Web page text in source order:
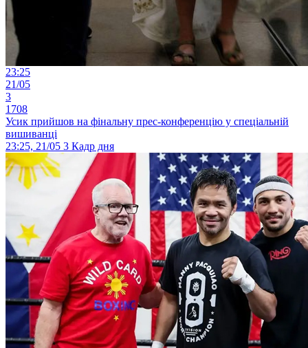
23:25
21/05
3
1708
Усик прийшов на фінальну прес-конференцію у спеціальній
вишиванці
23:25, 21/05 3 Кадр дня